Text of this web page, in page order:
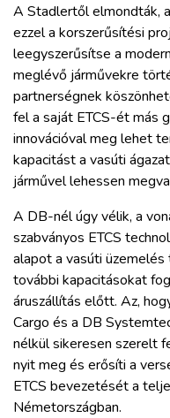
A Stadlertől elmondták,
ezzel a korszerűsítési
leegyszerűsítse a
meglévő járművekre
partnerségnek
fel a saját ETCS-ét más
innovációval meg lehet
kapacitást a vasúti
járművel lehessen
A DB-nél úgy vélik, a
szabványos ETCS
alapot a vasúti üzemelés
további kapacitásokat
áruszállítás előtt. Az,
Cargo és a DB
nélkül sikeresen szerelt
nyit meg és erősíti a
ETCS bevezetését a
Németországban.